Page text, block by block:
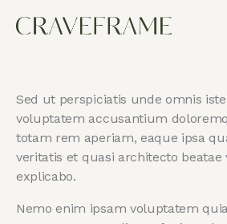
Sed ut perspiciatis unde omnis
voluptatem accusantium
totam rem aperiam, eaque ipsa
veritatis et quasi architecto beatae
explicabo.
Nemo enim ipsam voluptatem